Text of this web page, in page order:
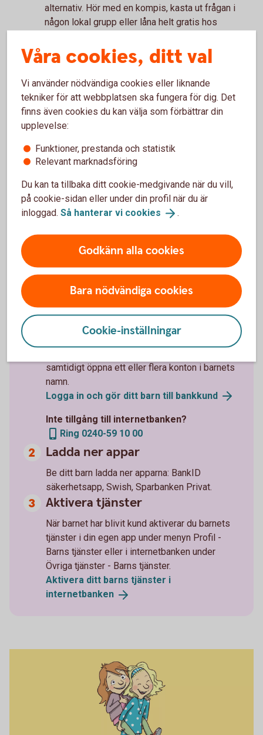
alternativ. Hör med en kompis, kasta ut frågan i
någon lokal grupp eller låna helt gratis hos
Fritidsbanken
är en ideell verksamhet som
lånar ut sport- och fritidsprylar precis på samma
sätt som ett bibliotek.
Läs och slappa
Glöm inte bort att njuta av ledigheten och vila upp
böcker du vill, helt gratis! Många bibliotek har
också roliga aktiviteter man kan gå på.
Vi tipsar även om att vår tidning Lyckoslanten finns
att läsa gratis påLyckoslanten.se .
Så skaffar du banktjänster till
ditt barn
Gör ditt barn till bankkund
Du som är kund i banken kan enkelt göra ditt
samtidigt öppna ett eller flera konton i barnets
namn.
Logga in och gör ditt barn till bankkund
Inte tillgång till internetbanken?
Ring 0240-59 10 00
Ladda ner appar
Be ditt barn ladda ner apparna: BankID
säkerhetsapp, Swish, Sparbanken Privat.
Aktivera tjänster
När barnet har blivit kund aktiverar du barnets
tjänster i din egen app under menyn Profil -
Barns tjänster eller i internetbanken under
Övriga tjänster - Barns tjänster.
Aktivera ditt barns tjänster i
internetbanken
Våra cookies, ditt val
Vi använder nödvändiga cookies eller liknande
tekniker för att webbplatsen ska fungera för dig. Det
finns även cookies du kan välja som förbättrar din
upplevelse:
Funktioner, prestanda och statistik
Relevant marknadsföring
Du kan ta tillbaka ditt cookie-medgivande när du vill,
på cookie-sidan eller under din profil när du är
inloggad. Så hanterar vi cookies .
Godkänn alla cookies
Bara nödvändiga cookies
Cookie-inställningar